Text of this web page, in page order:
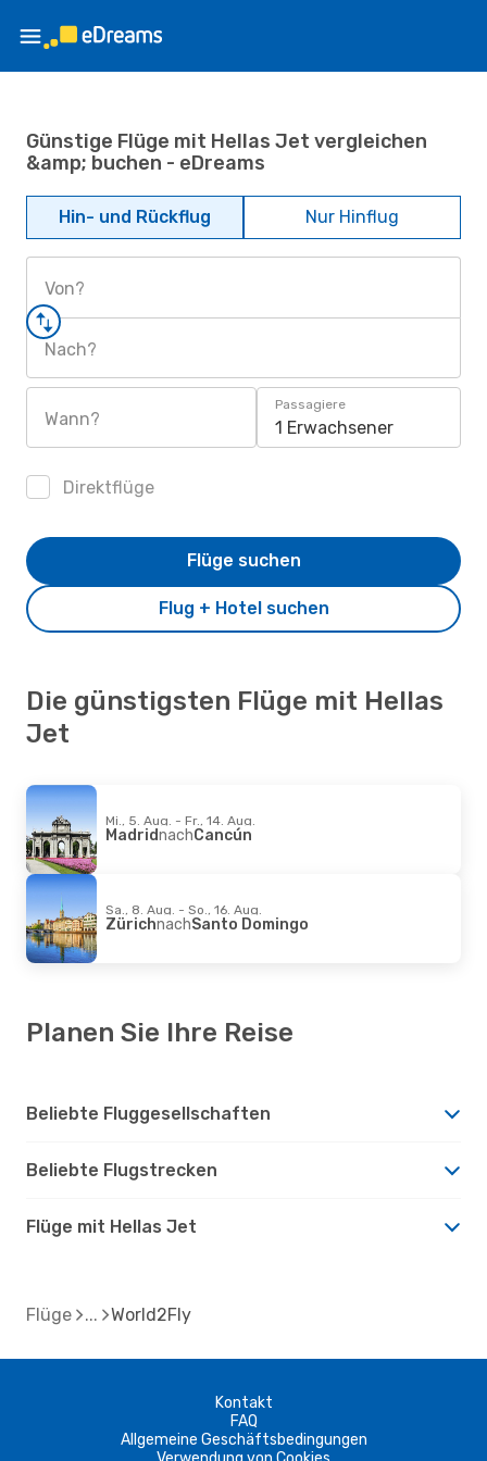
Günstige Flüge mit Hellas Jet vergleichen
&amp; buchen - eDreams
Hin- und Rückflug Nur Hinflug
Von?
Nach?
Wann?
Passagiere
1 Erwachsener
Direktflüge
Flug + Hotel suchen
Flüge suchen
Die günstigsten Flüge mit Hellas
Jet
Mi., 5. Aug. - Fr., 14. Aug.
MadridnachCancún
Sa., 8. Aug. - So., 16. Aug.
ZürichnachSanto Domingo
Planen Sie Ihre Reise
Beliebte Fluggesellschaften
Beliebte Flugstrecken
Flüge mit Hellas Jet
Flüge World2Fly
Kontakt
FAQ
Allgemeine Geschäftsbedingungen